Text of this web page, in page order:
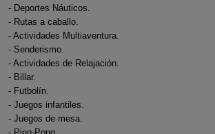
- Deportes Náuticos.
- Rutas a caballo.
- Actividades Multiaventura.
- Senderismo.
- Actividades de Relajación.
- Billar.
- Futbolín.
- Juegos infantiles.
- Juegos de mesa.